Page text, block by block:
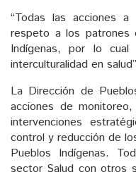
“Todas las acciones
respeto a los patrones
Indígenas, por lo
interculturalidad en
La Dirección de
acciones de
intervenciones
control y reducción de
Pueblos lndígenas.
sector Salud con otros